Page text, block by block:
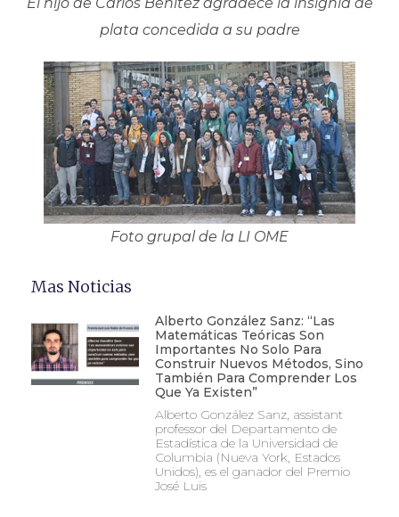
plata concedida a su padre
Foto grupal de la LI OME
Mas Noticias
Alberto González Sanz: “Las
Matemáticas Teóricas Son
Importantes No Solo Para
Construir Nuevos Métodos, Sino
También Para Comprender Los
Que Ya Existen”
Alberto González Sanz, assistant
professor del Departamento de
Estadística de la Universidad de
Columbia (Nueva York, Estados
Unidos), es el ganador del Premio
José Luis